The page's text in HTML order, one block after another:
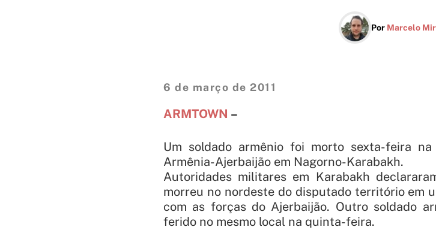
Por Marcelo
6 de março de 2011
ARMTOWN –
Um soldado armênio foi morto sexta-feira
Armênia-Ajerbaijão em Nagorno-Karabakh.
Autoridades militares em Karabakh
morreu no nordeste do disputado território em
com as forças do Ajerbaijão. Outro soldado
ferido no mesmo local na quinta-feira.